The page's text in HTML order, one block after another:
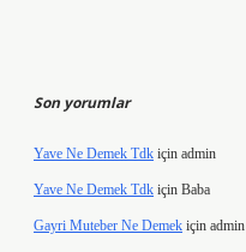
Son yorumlar
Yave Ne Demek Tdk için admin
Yave Ne Demek Tdk için Baba
Gayri Muteber Ne Demek için admin